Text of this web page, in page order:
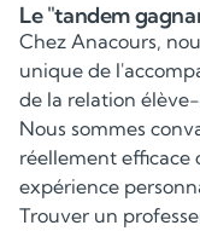
Le "tandem
Chez Anacours,
unique de
de la relation
Nous sommes
réellement efficace
expérience
Trouver un